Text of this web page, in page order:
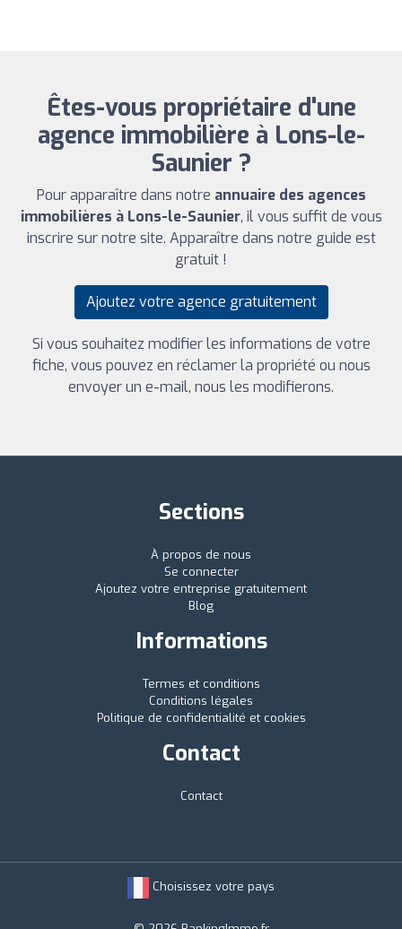
Êtes-vous propriétaire d'une
agence immobilière à Lons-le-
Saunier ?
Pour apparaître dans notre annuaire des agences
immobilières à Lons-le-Saunier, il vous suffit de vous
inscrire sur notre site. Apparaître dans notre guide est
gratuit !
Ajoutez votre agence gratuitement
Si vous souhaitez modifier les informations de votre
fiche, vous pouvez en réclamer la propriété ou nous
envoyer un e-mail, nous les modifierons.
Sections
À propos de nous
Se connecter
Ajoutez votre entreprise gratuitement
Blog
Informations
Termes et conditions
Conditions légales
Politique de confidentialité et cookies
Contact
Contact
Choisissez votre pays